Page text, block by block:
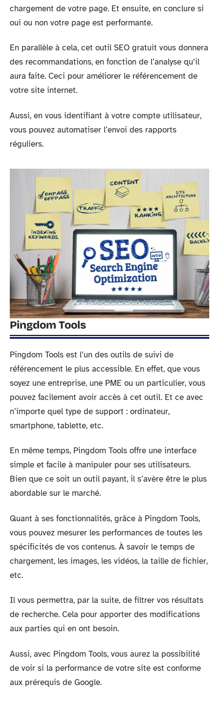
chargement de votre page. Et ensuite, en conclure si
oui ou non votre page est performante.
En parallèle à cela, cet outil SEO gratuit vous donnera
des recommandations, en fonction de l’analyse qu’il
aura faite. Ceci pour améliorer le référencement de
votre site internet.
Aussi, en vous identifiant à votre compte utilisateur,
vous pouvez automatiser l’envoi des rapports
réguliers.
Pingdom Tools
Pingdom Tools est l’un des outils de suivi de
référencement le plus accessible. En effet, que vous
soyez une entreprise, une PME ou un particulier, vous
pouvez facilement avoir accès à cet outil. Et ce avec
n’importe quel type de support : ordinateur,
smartphone, tablette, etc.
En même temps, Pingdom Tools offre une interface
simple et facile à manipuler pour ses utilisateurs.
Bien que ce soit un outil payant, il s’avère être le plus
abordable sur le marché.
Quant à ses fonctionnalités, grâce à Pingdom Tools,
vous pouvez mesurer les performances de toutes les
spécificités de vos contenus. À savoir le temps de
chargement, les images, les vidéos, la taille de fichier,
etc.
Il vous permettra, par la suite, de filtrer vos résultats
de recherche. Cela pour apporter des modifications
aux parties qui en ont besoin.
Aussi, avec Pingdom Tools, vous aurez la possibilité
de voir si la performance de votre site est conforme
aux prérequis de Google.